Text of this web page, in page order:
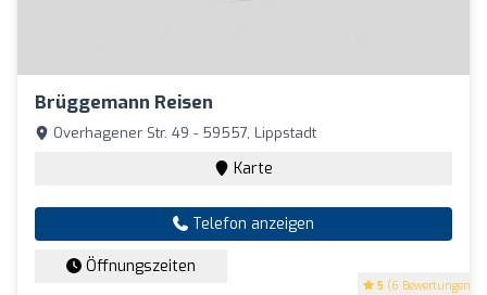
Brüggemann Reisen
5 (6 Bewertungen)
Overhagener Str. 49 - 59557, Lippstadt
Karte
Telefon anzeigen
Öffnungszeiten